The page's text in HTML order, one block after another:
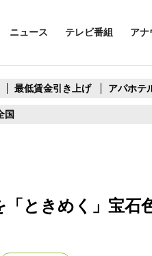
ニュース テレビ番組 アナ
最低賃金引き上げ アパホテ
国
「ときめく」宝